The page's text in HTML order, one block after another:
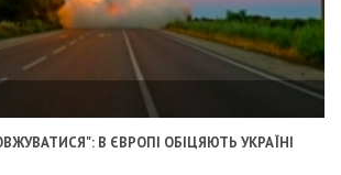
В ЄВРОПІ ОБІЦЯЮТЬ УКРАЇНІ